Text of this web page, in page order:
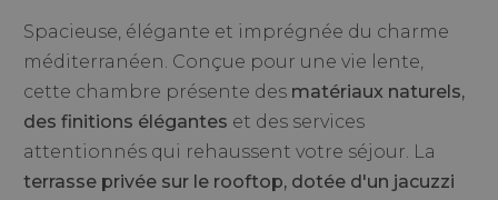
Spacieuse, élégante et imprégnée du charme
méditerranéen. Conçue pour une vie lente,
cette chambre présente des matériaux naturels,
des finitions élégantes et des services
attentionnés qui rehaussent votre séjour. La
terrasse privée sur le rooftop, dotée d'un jacuzzi